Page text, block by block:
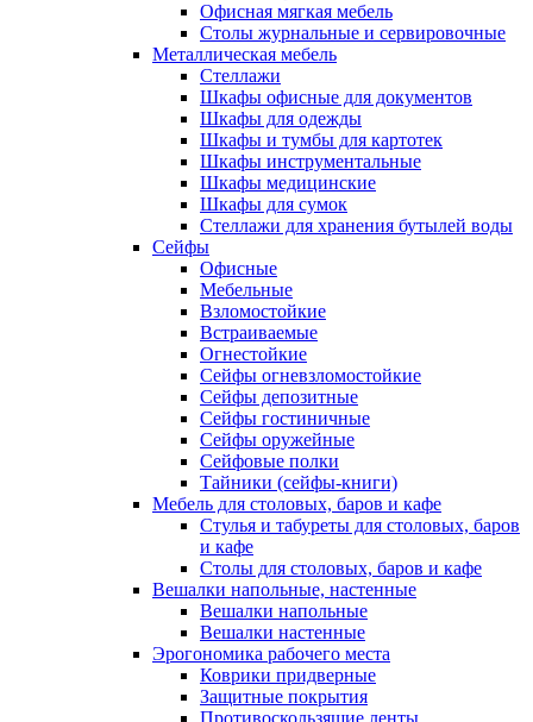
Офисная мягкая мебель
Столы журнальные и сервировочные
Металлическая мебель
Стеллажи
Шкафы офисные для документов
Шкафы для одежды
Шкафы и тумбы для картотек
Шкафы инструментальные
Шкафы медицинские
Шкафы для сумок
Стеллажи для хранения бутылей воды
Сейфы
Офисные
Мебельные
Взломостойкие
Встраиваемые
Огнестойкие
Сейфы огневзломостойкие
Сейфы депозитные
Сейфы гостиничные
Сейфы оружейные
Сейфовые полки
Тайники (сейфы-книги)
Мебель для столовых, баров и кафе
Стулья и табуреты для столовых, баров
и кафе
Столы для столовых, баров и кафе
Вешалки напольные, настенные
Вешалки напольные
Вешалки настенные
Эрогономика рабочего места
Коврики придверные
Защитные покрытия